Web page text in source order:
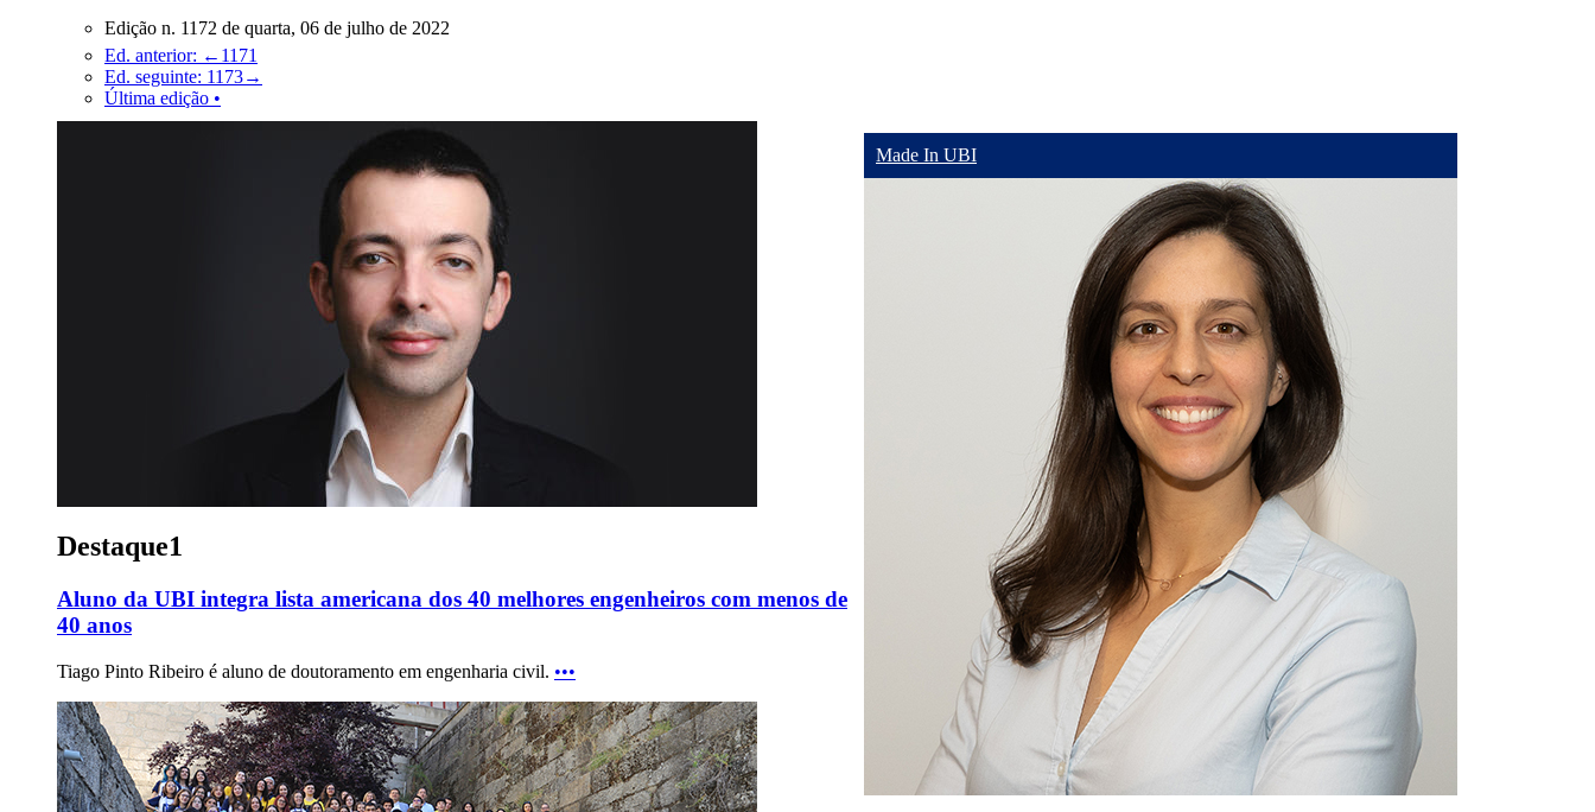
Edição n. 1172 de quarta, 06 de julho de 2022
Ed. anterior: ←1171
Ed. seguinte: 1173→
Última edição •
Destaque1
Aluno da UBI integra lista americana dos 40 melhores engenheiros com menos de
40 anos
Tiago Pinto Ribeiro é aluno de doutoramento em engenharia civil. •••
Made In UBI